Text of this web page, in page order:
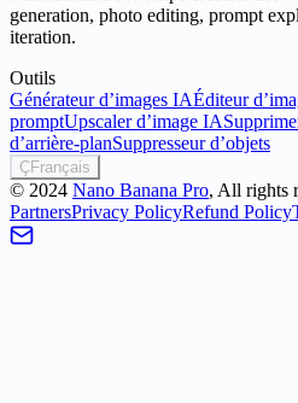
generation, photo editing, prompt
iteration.
Outils
Générateur d’images IAÉditeur
promptUpscaler d’image IA
d’arrière-planSuppresseur d’objets
ÇFrançais
© 2024 Nano Banana Pro, All rights
PartnersPrivacy PolicyRefund Policy